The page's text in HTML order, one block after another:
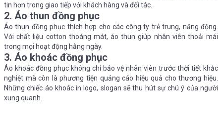
tin hơn trong giao tiếp với khách hàng và đối tác.
2. Áo thun đồng phục
Áo thun đồng phục thích hợp cho các công ty trẻ trung, năng động.
Với chất liệu cotton thoáng mát, áo thun giúp nhân viên thoải mái
trong mọi hoạt động hằng ngày.
3. Áo khoác đồng phục
Áo khoác đồng phục không chỉ bảo vệ nhân viên trước thời tiết khắc
nghiệt mà còn là phương tiện quảng cáo hiệu quả cho thương hiệu.
Những chiếc áo khoác in logo, slogan sẽ thu hút sự chú ý của người
xung quanh.